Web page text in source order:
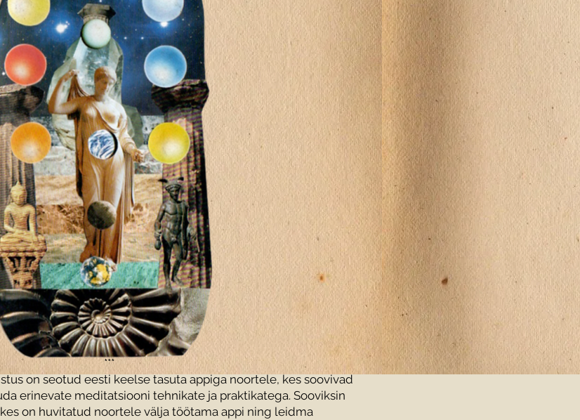
***
on seotud eesti keelse tasuta appiga noortele, kes soovivad
erinevate meditatsiooni tehnikate ja praktikatega. Sooviksin
on huvitatud noortele välja töötama appi ning leidma